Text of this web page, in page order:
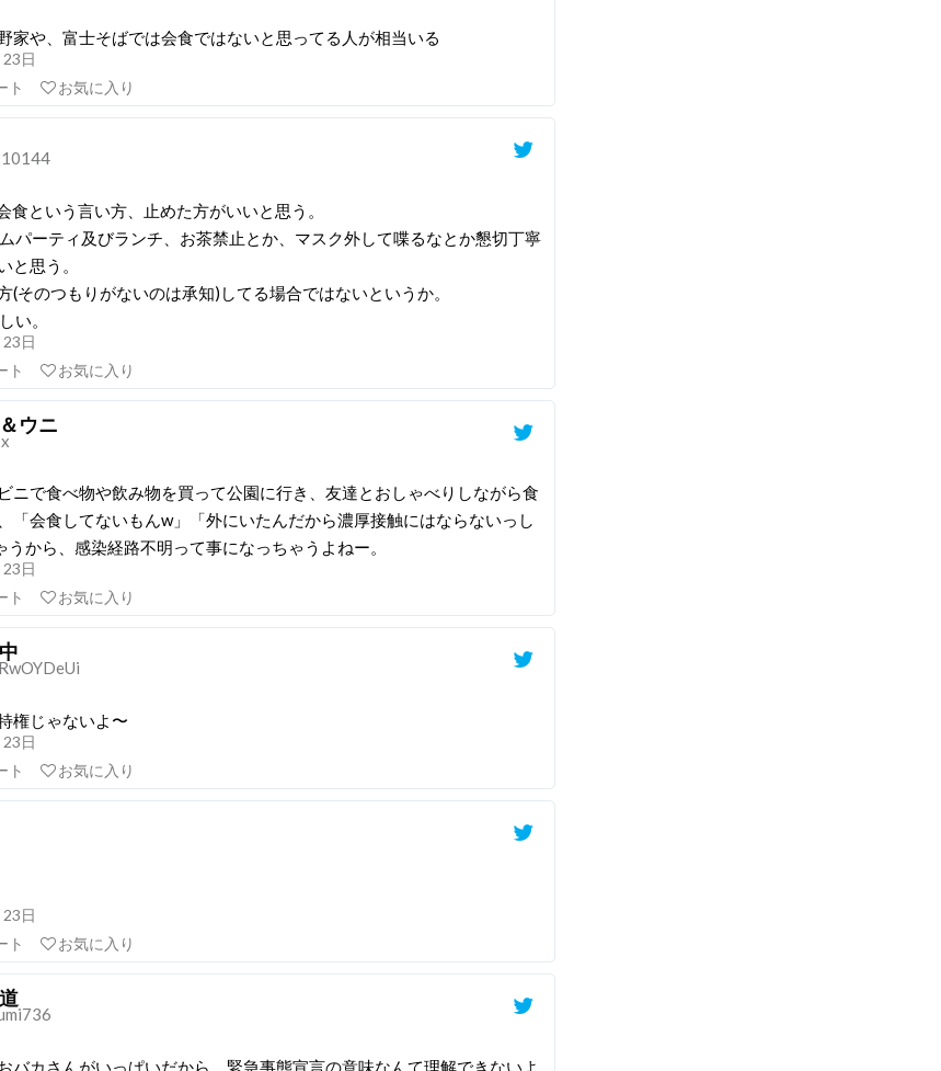
家や、富士そばでは会食ではないと思ってる人が相当いる
日
ト お気に入り
食という言い方、止めた方がいいと思う。
パーティ及びランチ、お茶禁止とか、マスク外して喋るなとか懇切丁寧
と思う。
(そのつもりがないのは承知)してる場合ではないというか。
い。
日
ト お気に入り
ウニ
ニで食べ物や飲み物を買って公園に行き、友達とおしゃべりしながら食
「会食してないもんw」「外にいたんだから濃厚接触にはならないっし
うから、感染経路不明って事になっちゃうよねー。
日
ト お気に入り
権じゃないよ〜
日
ト お気に入り
日
ト お気に入り
バカさんがいっぱいだから、緊急事態宣言の意味なんて理解できないよ